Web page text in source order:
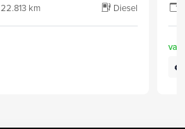
22.813 km Diesel
va.
€